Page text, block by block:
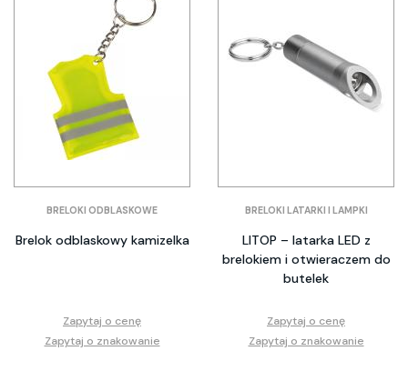
BRELOKI ODBLASKOWE
Brelok odblaskowy kamizelka
Zapytaj o cenę
Zapytaj o znakowanie
BRELOKI LATARKI I LAMPKI
LITOP – latarka LED z
brelokiem i otwieraczem do
butelek
Zapytaj o cenę
Zapytaj o znakowanie